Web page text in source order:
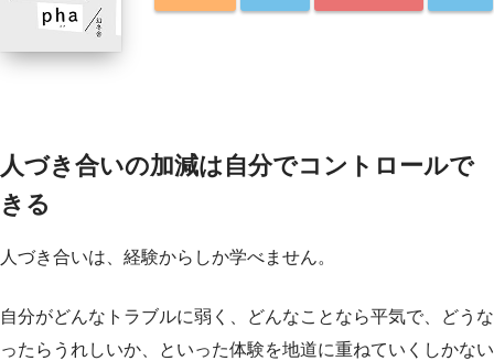
人づき合いの加減は自分でコントロールで
きる
人づき合いは、経験からしか学べません。
自分がどんなトラブルに弱く、どんなことなら平気で、どうな
ったらうれしいか、といった体験を地道に重ねていくしかない